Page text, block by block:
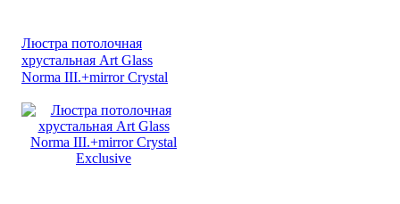
Люстра потолочная
хрустальная Art Glass
Norma III.+mirror Crystal